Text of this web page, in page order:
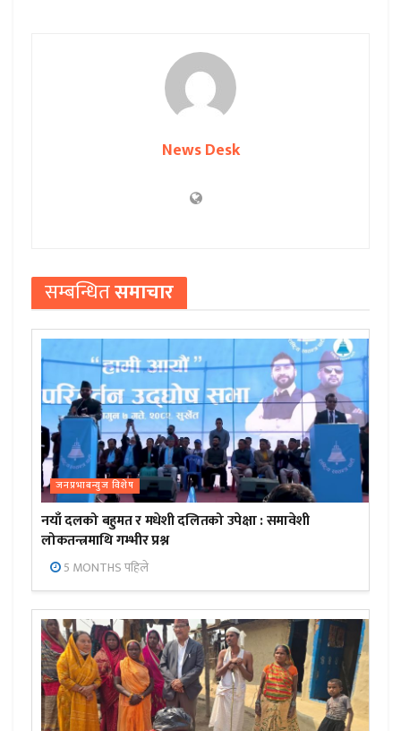
News Desk
सम्बन्धितसमाचार
जनप्रभाबन्युज विशेष
नयाँ दलको बहुमत र मधेशी दलितको उपेक्षा : समावेशी
लोकतन्त्रमाथि गम्भीर प्रश्न
5 MONTHS पहिले